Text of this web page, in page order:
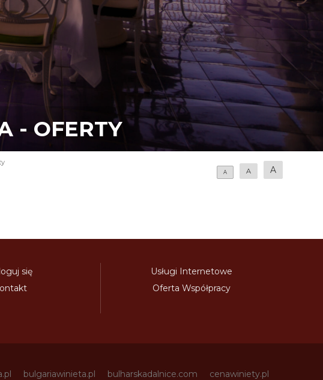
- OFERTY
A A A
się
Usługi Internetowe
Oferta Współpracy
bulgariawinieta.pl bulharskadalnice.com cenawiniety.pl